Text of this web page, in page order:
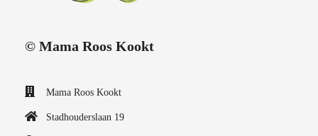
© Mama Roos Kookt
Mama Roos Kookt
Stadhouderslaan 19